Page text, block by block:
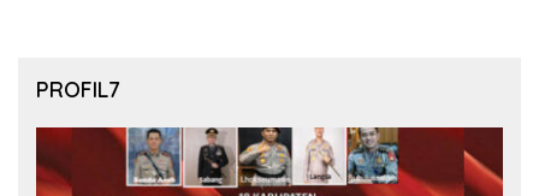
PROFIL7